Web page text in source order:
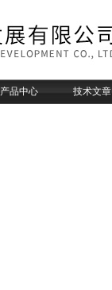
产品中心 技术文章